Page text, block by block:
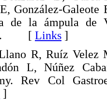
González-Galeote
de la ámpula de
92. [ Links ]
R, Ruíz Velez
L, Núñez
Rev Col
]